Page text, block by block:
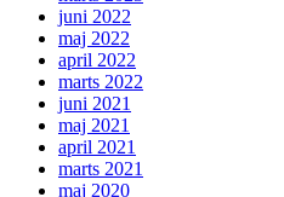
juni 2022
maj 2022
april 2022
marts 2022
juni 2021
maj 2021
april 2021
marts 2021
maj 2020